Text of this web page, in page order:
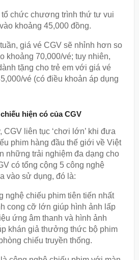
tổ chức chương trình thứ tư vui
khoảng 45,000 đồng.
giá vé CGV sẽ nhỉnh hơn so
khoảng 70,000/vé; tuy nhiên,
tặng cho trẻ em với giá vé
vé (có điều khoản áp dụng
hiện có của CGV
CGV liên tục ‘chơi lớn’ khi đưa
phim hàng đầu thế giới về Việt
những trải nghiệm đa dạng cho
có tổng cộng 5 công nghệ
vào sử dụng, đó là:
nghệ chiếu phim tiên tiến nhất
cong cỡ lớn giúp hình ảnh lấp
ứng âm thanh và hình ảnh
khán giả thưởng thức bộ phim
chiếu truyền thống.